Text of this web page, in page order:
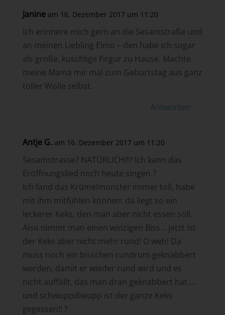
Janine am 16. Dezember 2017 um 11:20
Ich erinnere mich gern an die Sesamstraße und
an meinen Liebling Elmo – den habe ich sogar
als große, kuschlige Firgur zu Hause. Machte
meine Mama mir mal zum Geburtstag aus ganz
toller Wolle selbst.
Antworten
Antje G. am 16. Dezember 2017 um 11:20
Sesamstrasse? NATÜRLICH!!!! Ich kann das
Eröffnungslied noch heute singen ?
Ich fand das Krümelmonster immer toll, habe
mit ihm mitfühlen können: da liegt so ein
leckerer Keks, den man aber nicht essen soll.
Also nimmt man einen winzigen Biss… jetzt ist
der Keks aber nicht mehr rund! O weh! Da
muss noch ein bisschen rundrum geknabbert
werden, damit er wieder rund wird und es
nicht auffällt, das man dran geknabbert hat….
und schwuppdiwupp ist der ganze Keks
gegessen!! ?